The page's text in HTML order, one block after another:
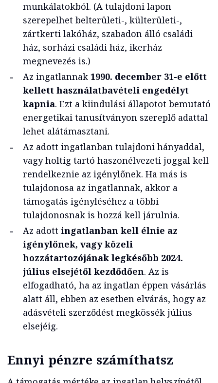
munkálatokból. (A tulajdoni lapon
szerepelhet belterületi-, külterületi-,
zártkerti lakóház, szabadon álló családi
ház, sorházi családi ház, ikerház
megnevezés is.)
Az ingatlannak 1990. december 31-e előtt
kellett használatbavételi engedélyt
kapnia. Ezt a kiindulási állapotot bemutató
energetikai tanusítványon szereplő adattal
lehet alátámasztani.
Az adott ingatlanban tulajdoni hányaddal,
vagy holtig tartó haszonélvezeti joggal kell
rendelkeznie az igénylőnek. Ha más is
tulajdonosa az ingatlannak, akkor a
támogatás igényléséhez a többi
tulajdonosnak is hozzá kell járulnia.
Az adott ingatlanban kell élnie az
igénylőnek, vagy közeli
hozzátartozójának legkésőbb 2024.
július elsejétől kezdődően. Az is
elfogadható, ha az ingatlan éppen vásárlás
alatt áll, ebben az esetben elvárás, hogy az
adásvételi szerződést megkössék július
elsejéig.
Ennyi pénzre számíthatsz